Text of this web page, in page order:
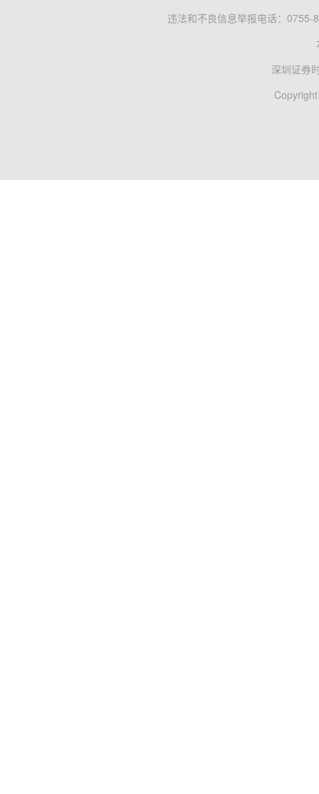
违法和不良信息举报电话：0755-
深圳证券